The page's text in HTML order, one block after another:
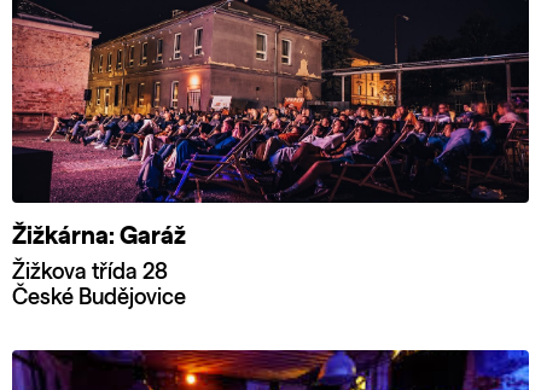
Žižkárna: Garáž
Žižkova třída 28
České Budějovice